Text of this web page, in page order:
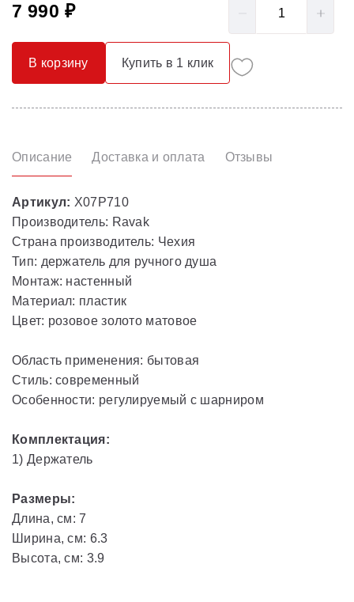
7 990 ₽
В корзину Купить в 1 клик
Описание Доставка и оплата Отзывы
Артикул: X07P710
Производитель: Ravak
Страна производитель: Чехия
Тип: держатель для ручного душа
Монтаж: настенный
Материал: пластик
Цвет: розовое золото матовое
Область применения: бытовая
Стиль: современный
Особенности: регулируемый с шарниром
Комплектация:
1) Держатель
Размеры:
Длина, см: 7
Ширина, см: 6.3
Высота, см: 3.9